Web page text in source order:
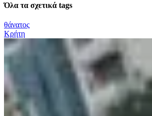
Όλα τα σχετικά tags
θάνατος
Κρήτη